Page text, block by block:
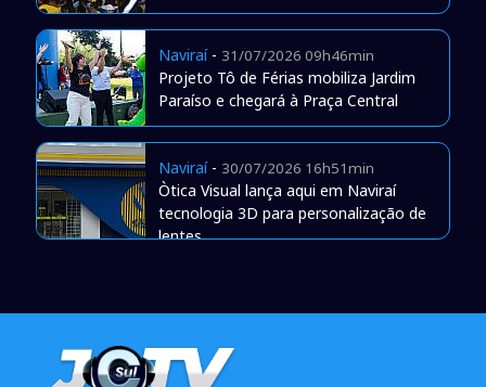
Naviraí- 31/07/2026 09h46min
Projeto Tô de Férias mobiliza Jardim
Paraíso e chegará à Praça Central
Naviraí- 30/07/2026 16h51min
Òtica Visual lança aqui em Naviraí
tecnologia 3D para personalização de
lentes